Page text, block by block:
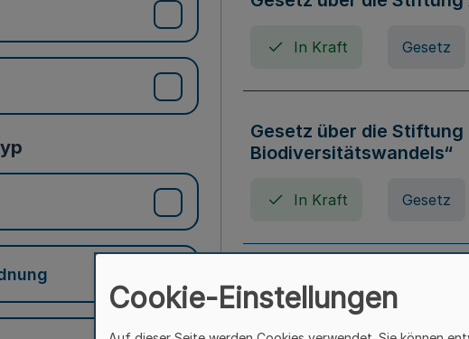
In Kraft Gesetz
Gesetz über die
Biodiversitätswandels“
In Kraft Gesetz
Gesetz über die
(Kunsthochschulgesetz -
Cookie-Einstellungen